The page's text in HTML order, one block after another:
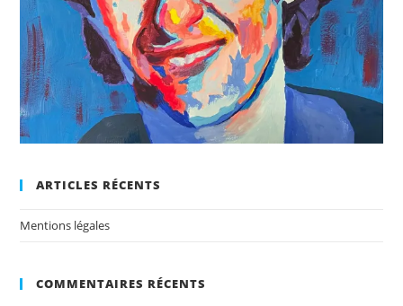
ARTICLES RÉCENTS
Mentions légales
COMMENTAIRES RÉCENTS